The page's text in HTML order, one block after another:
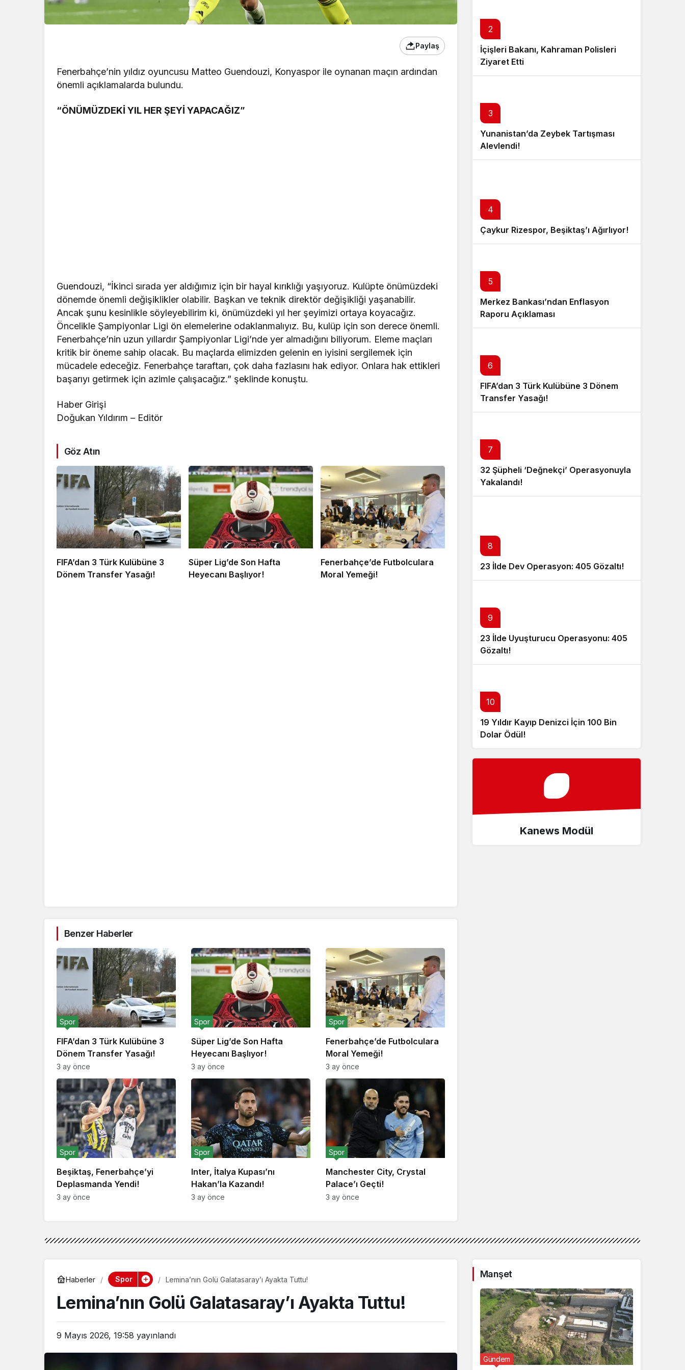
Paylaş
Fenerbahçe’nin yıldız oyuncusu Matteo Guendouzi, Konyaspor ile oynanan maçın ardından
önemli açıklamalarda bulundu.
“ÖNÜMÜZDEKİ YIL HER ŞEYİ YAPACAĞIZ”
Guendouzi, “İkinci sırada yer aldığımız için bir hayal kırıklığı yaşıyoruz. Kulüpte önümüzdeki
dönemde önemli değişiklikler olabilir. Başkan ve teknik direktör değişikliği yaşanabilir.
Ancak şunu kesinlikle söyleyebilirim ki, önümüzdeki yıl her şeyimizi ortaya koyacağız.
Öncelikle Şampiyonlar Ligi ön elemelerine odaklanmalıyız. Bu, kulüp için son derece önemli.
Fenerbahçe’nin uzun yıllardır Şampiyonlar Ligi’nde yer almadığını biliyorum. Eleme maçları
kritik bir öneme sahip olacak. Bu maçlarda elimizden gelenin en iyisini sergilemek için
mücadele edeceğiz. Fenerbahçe taraftarı, çok daha fazlasını hak ediyor. Onlara hak ettikleri
başarıyı getirmek için azimle çalışacağız.” şeklinde konuştu.
Haber Girişi
Doğukan Yıldırım – Editör
Göz Atın
FIFA’dan 3 Türk Kulübüne 3
Dönem Transfer Yasağı!
Süper Lig’de Son Hafta
Heyecanı Başlıyor!
Fenerbahçe’de Futbolculara
Moral Yemeği!
Benzer Haberler
FIFA’dan 3 Türk Kulübüne 3
Dönem Transfer Yasağı!
Spor
3 ay önce
Süper Lig’de Son Hafta
Heyecanı Başlıyor!
Spor
3 ay önce
Fenerbahçe’de Futbolculara
Moral Yemeği!
Spor
3 ay önce
Beşiktaş, Fenerbahçe’yi
Deplasmanda Yendi!
Spor
3 ay önce
Inter, İtalya Kupası’nı
Hakan’la Kazandı!
Spor
3 ay önce
Manchester City, Crystal
Palace’ı Geçti!
Spor
3 ay önce
2
İçişleri Bakanı, Kahraman Polisleri
Ziyaret Etti
3
Yunanistan’da Zeybek Tartışması
Alevlendi!
4
Çaykur Rizespor, Beşiktaş’ı Ağırlıyor!
5
Merkez Bankası’ndan Enflasyon
Raporu Açıklaması
6
FIFA’dan 3 Türk Kulübüne 3 Dönem
Transfer Yasağı!
7
32 Şüpheli ‘Değnekçi’ Operasyonuyla
Yakalandı!
8
23 İlde Dev Operasyon: 405 Gözaltı!
9
23 İlde Uyuşturucu Operasyonu: 405
Gözaltı!
10
19 Yıldır Kayıp Denizci İçin 100 Bin
Dolar Ödül!
Kanews Modül
Haberler Spor Lemina’nın Golü Galatasaray’ı Ayakta Tuttu!
Lemina’nın Golü Galatasaray’ı Ayakta Tuttu!
9 Mayıs 2026, 19:58 yayınlandı
Manşet
Gündem